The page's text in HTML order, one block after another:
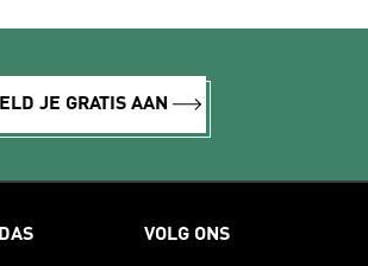
JE GRATIS AAN
VOLG ONS